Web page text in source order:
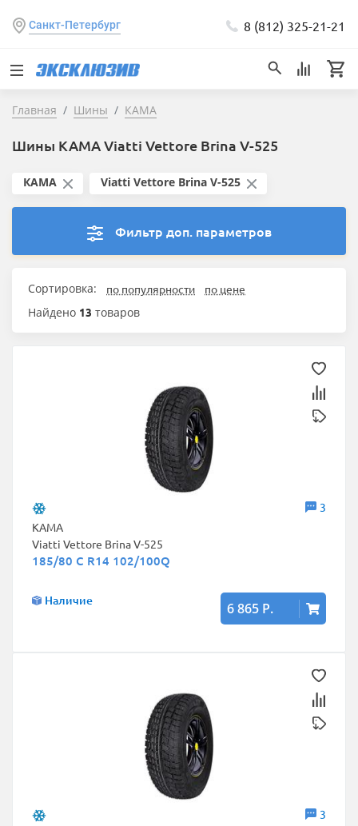
Санкт-Петербург 8 (812) 325-21-21
Главная Шины КАМА
Шины КАМА Viatti Vettore Brina V-525
КАМА Viatti Vettore Brina V-525
Фильтр доп. параметров
Сортировка: по популярности по цене
Найдено 13 товаров
3
КАМА
Viatti Vettore Brina V-525
185/80 C R14 102/100Q
Наличие 6 865 Р.
3